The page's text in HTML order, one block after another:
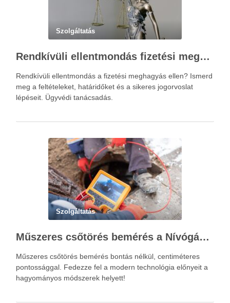
Szolgáltatás
Rendkívüli ellentmondás fizetési meghagyás ellen – Újváry Zsolt Ügyvédi Iroda
Rendkívüli ellentmondás a fizetési meghagyás ellen? Ismerd
meg a feltételeket, határidőket és a sikeres jogorvoslat
lépéseit. Ügyvédi tanácsadás.
Szolgáltatás
Műszeres csőtörés bemérés a Nívógáz Hungária Kft.-vel
Műszeres csőtörés bemérés bontás nélkül, centiméteres
pontossággal. Fedezze fel a modern technológia előnyeit a
hagyományos módszerek helyett!